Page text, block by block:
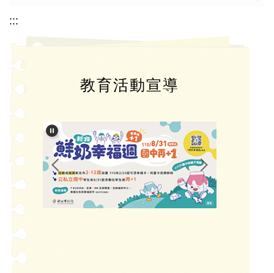
:::
教育活動宣導